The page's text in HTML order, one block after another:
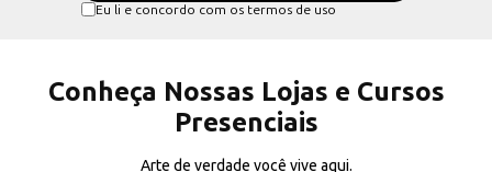
Eu li e concordo com os termos de uso
Conheça Nossas Lojas e Cursos
Presenciais
Arte de verdade você vive aqui.